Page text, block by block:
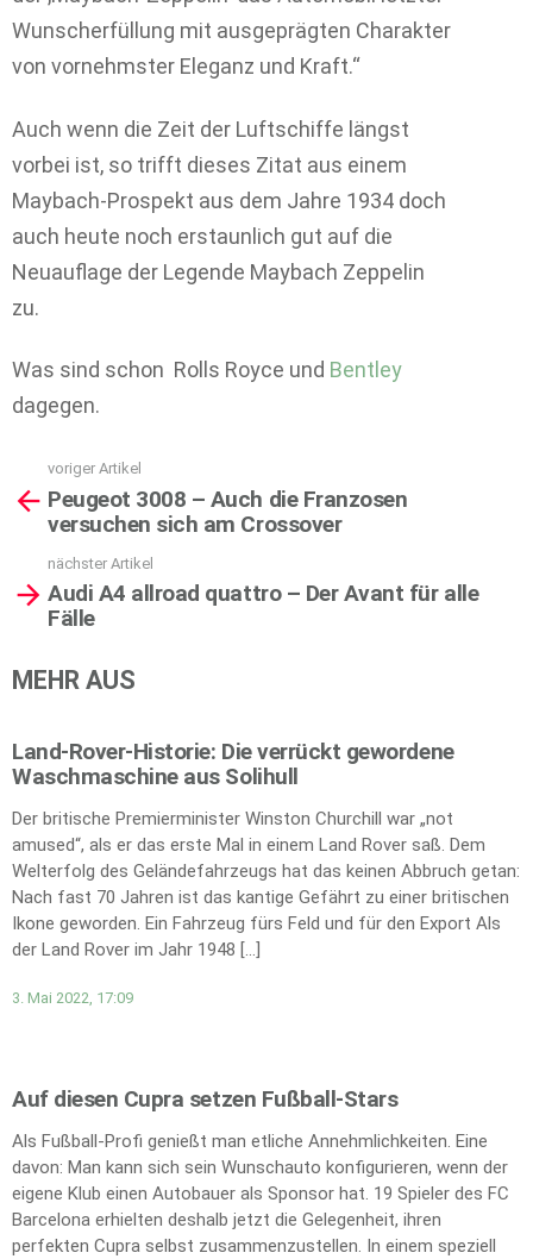
Wunscherfüllung mit ausgeprägten Charakter
von vornehmster Eleganz und Kraft.“
Auch wenn die Zeit der Luftschiffe längst
vorbei ist, so trifft dieses Zitat aus einem
Maybach-Prospekt aus dem Jahre 1934 doch
auch heute noch erstaunlich gut auf die
Neuauflage der Legende Maybach Zeppelin
zu.
Was sind schon Rolls Royce und Bentley
dagegen.
more
voriger Artikel
Peugeot 3008 – Auch die Franzosen
versuchen sich am Crossover
nächster Artikel
Audi A4 allroad quattro – Der Avant für alle
Fälle
MEHR AUS
Land-Rover-Historie: Die verrückt gewordene
Waschmaschine aus Solihull
Der britische Premierminister Winston Churchill war „not
amused“, als er das erste Mal in einem Land Rover saß. Dem
Welterfolg des Geländefahrzeugs hat das keinen Abbruch getan:
Nach fast 70 Jahren ist das kantige Gefährt zu einer britischen
Ikone geworden. Ein Fahrzeug fürs Feld und für den Export Als
der Land Rover im Jahr 1948 […]
3. Mai 2022, 17:09
Auf diesen Cupra setzen Fußball-Stars
Als Fußball-Profi genießt man etliche Annehmlichkeiten. Eine
davon: Man kann sich sein Wunschauto konfigurieren, wenn der
eigene Klub einen Autobauer als Sponsor hat. 19 Spieler des FC
Barcelona erhielten deshalb jetzt die Gelegenheit, ihren
perfekten Cupra selbst zusammenzustellen. In einem speziell